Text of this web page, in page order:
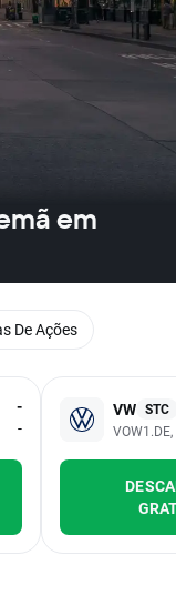
em
-
-
VW STC
De Ações